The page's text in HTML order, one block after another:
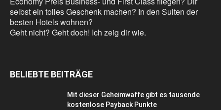
selbst ein tolles Geschenk machen? In den Suiten der
besten Hotels wohnen?
Geht nicht? Geht doch! Ich zeig dir wie.
BELIEBTE BEITRÄGE
Mit dieser Geheimwaffe gibt es tausende
kostenlose Payback Punkte